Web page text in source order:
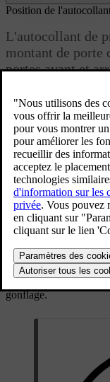
Mise à jour 16.03.2023
Position de
L'autocollant de
montant de porte
portes avant et
vitesse.
Emplacement
L'autocollant
la voiture ainsi que les
gonflage.